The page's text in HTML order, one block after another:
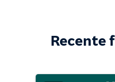
Recente